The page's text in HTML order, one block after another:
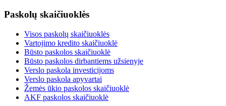
Paskolų skaičiuoklės
Visos paskolų skaičiuoklės
Vartojimo kredito skaičiuoklė
Būsto paskolos skaičiuoklė
Būsto paskolos dirbantiems užsienyje
Verslo paskola investicijoms
Verslo paskola apyvartai
Žemės ūkio paskolos skaičiuoklė
AKF paskolos skaičiuoklė